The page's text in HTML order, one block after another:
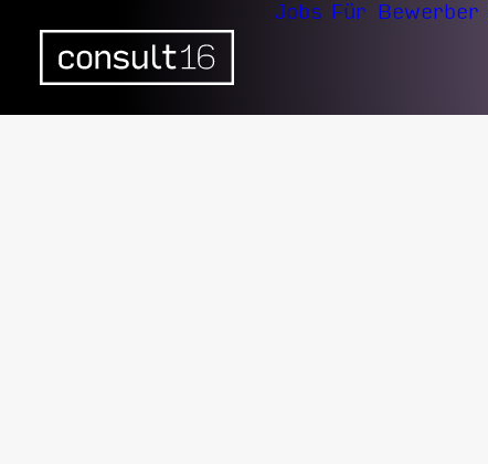
Jobs Für Bewerber